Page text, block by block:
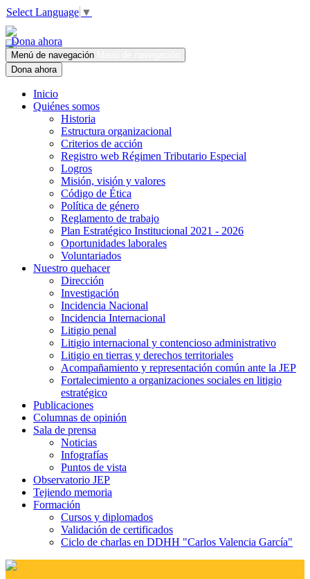
Select Language ▼
Dona ahora
Menú de navegación
Dona ahora
Inicio
Quiénes somos
Historia
Estructura organizacional
Criterios de acción
Registro web Régimen Tributario Especial
Logros
Misión, visión y valores
Código de Ética
Política de género
Reglamento de trabajo
Plan Estratégico Institucional 2021 - 2026
Oportunidades laborales
Voluntariados
Nuestro quehacer
Dirección
Investigación
Incidencia Nacional
Incidencia Internacional
Litigio penal
Litigio internacional y contencioso administrativo
Litigio en tierras y derechos territoriales
Acompañamiento y representación común ante la JEP
Fortalecimiento a organizaciones sociales en litigio
estratégico
Publicaciones
Columnas de opinión
Sala de prensa
Noticias
Infografías
Puntos de vista
Observatorio JEP
Tejiendo memoria
Formación
Cursos y diplomados
Validación de certificados
Ciclo de charlas en DDHH "Carlos Valencia García"